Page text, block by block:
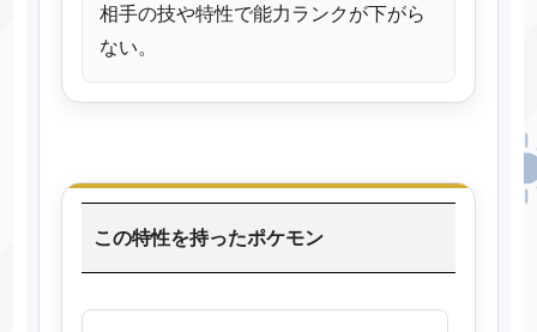
相手の技や特性で能力ランクが下がら
ない。
この特性を持ったポケモン